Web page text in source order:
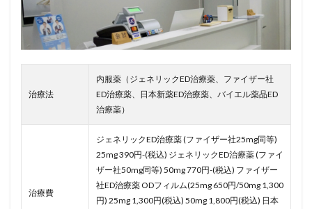
治療法
内服薬（ジェネリックED治療薬、ファイザー社
ED治療薬、日本新薬ED治療薬、バイエル薬品ED
治療薬）
治療費
ジェネリックED治療薬 (ファイザー社25mg同等)
25mg 390円-(税込) ジェネリックED治療薬 (ファイ
ザー社50mg同等) 50mg 770円-(税込) ファイザー
社ED治療薬 ODフィルム(25mg 650円/50mg 1,300
円) 25mg 1,300円(税込) 50mg 1,800円(税込) 日本